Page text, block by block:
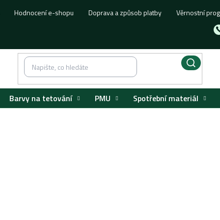
Hodnocení e-shopu Doprava a způsob platby Věrnostní
Barvy na tetování PMU Spotřební materiál